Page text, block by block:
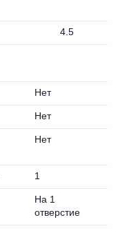
4.5
Нет
Нет
Нет
1
На 1
отверстие